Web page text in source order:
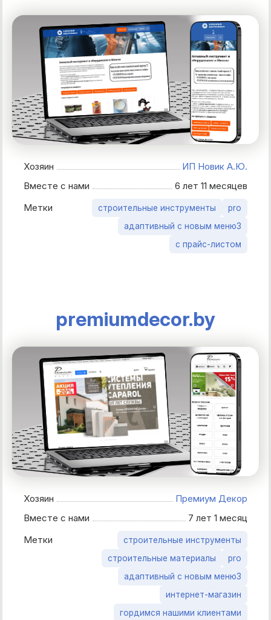
Хозяин
ИП Новик А.Ю.
Вместе с нами
6 лет 11 месяцев
Метки
строительные инструменты
pro
адаптивный с новым меню3
с прайс-листом
premiumdecor.by
Хозяин
Премиум Декор
Вместе с нами
7 лет 1 месяц
Метки
строительные инструменты
строительные материалы
pro
адаптивный с новым меню3
интернет-магазин
гордимся нашими клиентами